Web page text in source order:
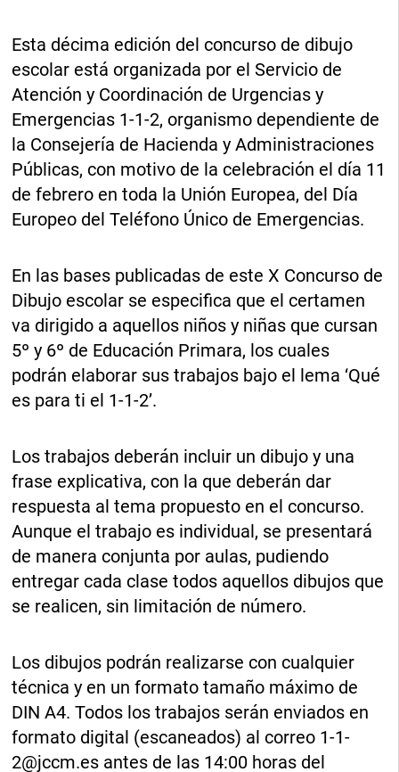
Esta décima edición del concurso de dibujo
escolar está organizada por el Servicio de
Atención y Coordinación de Urgencias y
Emergencias 1-1-2, organismo dependiente de
la Consejería de Hacienda y Administraciones
Públicas, con motivo de la celebración el día 11
de febrero en toda la Unión Europea, del Día
Europeo del Teléfono Único de Emergencias.
En las bases publicadas de este X Concurso de
Dibujo escolar se especifica que el certamen
va dirigido a aquellos niños y niñas que cursan
5º y 6º de Educación Primara, los cuales
podrán elaborar sus trabajos bajo el lema ‘Qué
es para ti el 1-1-2’.
Los trabajos deberán incluir un dibujo y una
frase explicativa, con la que deberán dar
respuesta al tema propuesto en el concurso.
Aunque el trabajo es individual, se presentará
de manera conjunta por aulas, pudiendo
entregar cada clase todos aquellos dibujos que
se realicen, sin limitación de número.
Los dibujos podrán realizarse con cualquier
técnica y en un formato tamaño máximo de
DIN A4. Todos los trabajos serán enviados en
formato digital (escaneados) al correo 1-1-
2@jccm.es antes de las 14:00 horas del